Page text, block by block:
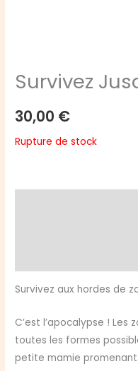
Survivez
30,00 €
Rupture de stock
Survivez aux hordes de
C’est l’apocalypse !
toutes les formes
petite mamie